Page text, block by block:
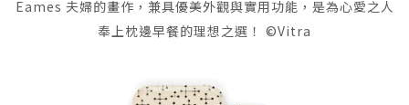
Eames 夫婦的畫作，兼具優美外觀與實用功能，是為心愛之人
奉上枕邊早餐的理想之選！ ©Vitra